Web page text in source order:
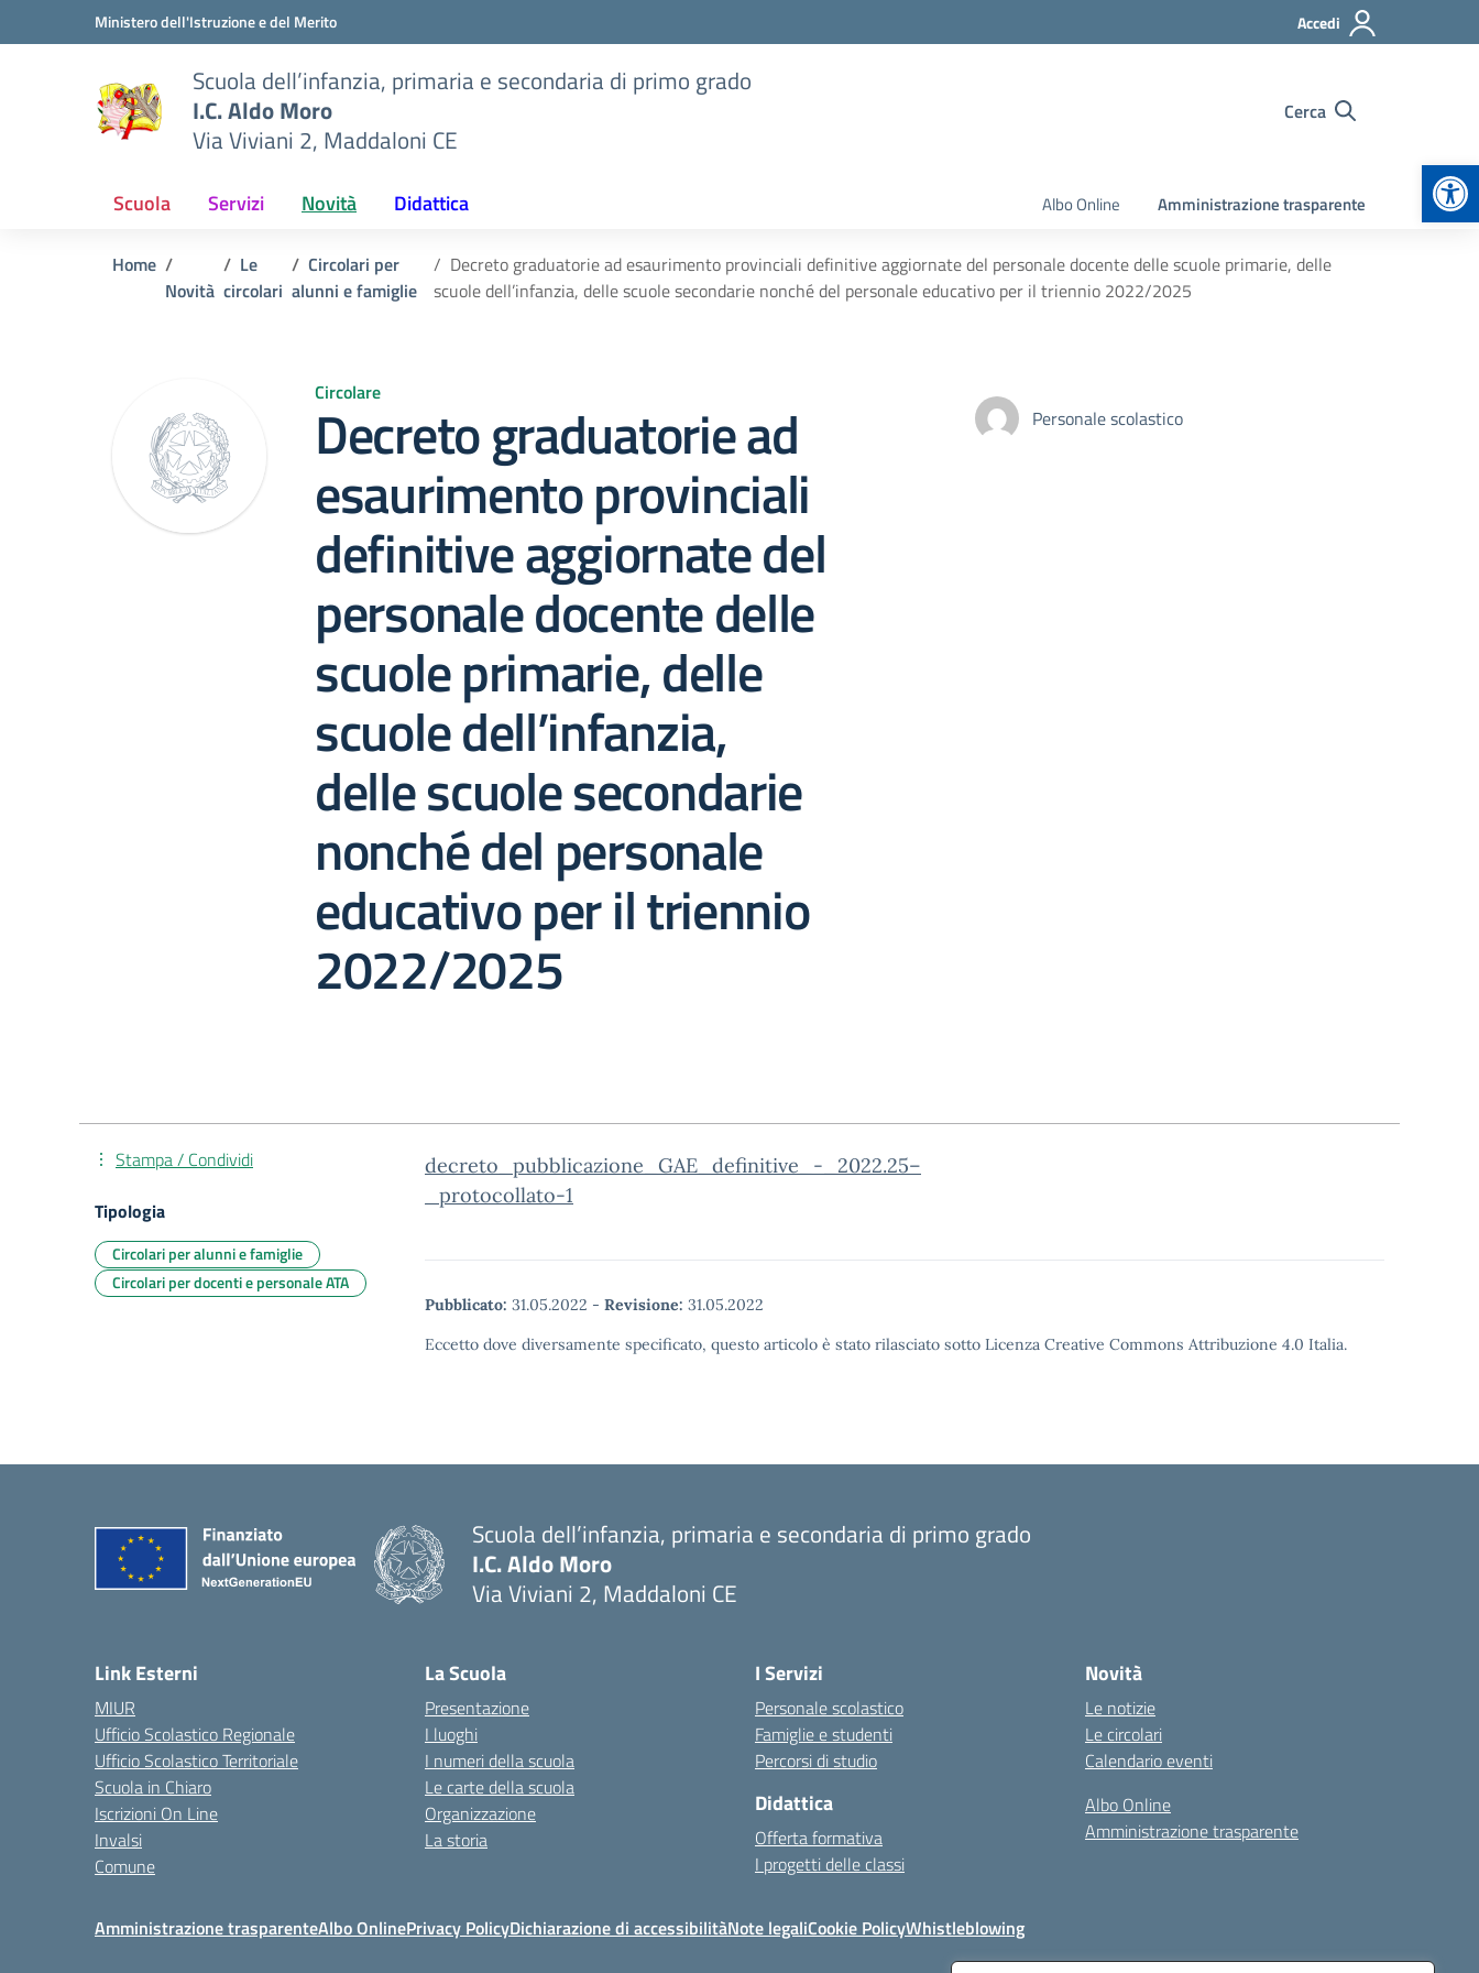
Vai ai contenuti
Vai al menu di navigazioneMinistero dell'Istruzione e del Merito Accedi
Scuola dell’infanzia, primaria e secondaria di primo grado
I.C. Aldo Moro
Via Viviani 2, Maddaloni CE
Cerca
Scuola Servizi Novità Didattica Albo Online Amministrazione trasparente
Home
Novità
Le
circolari
Circolari per
alunni e famiglie
Decreto graduatorie ad esaurimento provinciali definitive aggiornate del personale docente delle scuole primarie, delle
scuole dell’infanzia, delle scuole secondarie nonché del personale educativo per il triennio 2022/2025
Circolare
Decreto graduatorie ad
esaurimento provinciali
definitive aggiornate del
personale docente delle
scuole primarie, delle
scuole dell’infanzia,
delle scuole secondarie
nonché del personale
educativo per il triennio
2022/2025
Personale scolastico
decreto_pubblicazione_GAE_definitive_-_2022.25–
_protocollato-1
Pubblicato: 31.05.2022 - Revisione: 31.05.2022
Eccetto dove diversamente specificato, questo articolo è stato rilasciato sotto Licenza Creative Commons Attribuzione 4.0 Italia.
Stampa / Condividi
Tipologia
Circolari per alunni e famiglie
Circolari per docenti e personale ATA
Scuola dell’infanzia, primaria e secondaria di primo grado
I.C. Aldo Moro
Via Viviani 2, Maddaloni CE
Link Esterni
MIUR
Ufficio Scolastico Regionale
Ufficio Scolastico Territoriale
Scuola in Chiaro
Iscrizioni On Line
Invalsi
Comune
La Scuola
Presentazione
I luoghi
I numeri della scuola
Le carte della scuola
Organizzazione
La storia
I Servizi
Personale scolastico
Famiglie e studenti
Percorsi di studio
Didattica
Offerta formativa
I progetti delle classi
Novità
Le notizie
Le circolari
Calendario eventi
Albo Online
Amministrazione trasparente
Amministrazione trasparenteAlbo OnlinePrivacy PolicyDichiarazione di accessibilitàNote legaliCookie PolicyWhistleblowing